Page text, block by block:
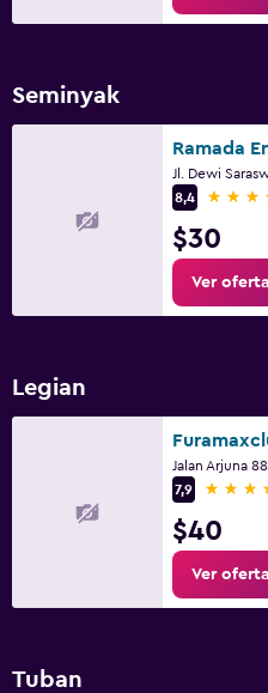
Seminyak
Jl. Dewi
8,4
4
$30
Ver
Legian
Jalan Arjuna
7,9
5
$40
Ver
Tuban